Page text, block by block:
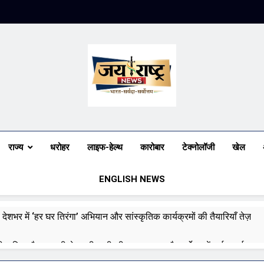
Jai Rashtra
राज्य धरोहर लाइफ-हेल्थ कारोबार टेक्नोलॉजी खेल
ENGLISH NEWS
में ‘हर घर तिरंगा’ अभियान और सांस्कृतिक कार्यक्रमों की तैयारियाँ तेज़
और बाढ़ की चेतावनी जारी की, उत्तर भारत और पूर्वोत्तर में हाई अलर्ट